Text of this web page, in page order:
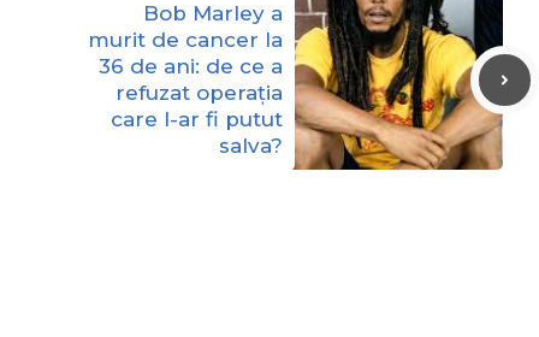
Bob Marley a
murit de cancer la
36 de ani: de ce a
refuzat operația
care l-ar fi putut
salva?